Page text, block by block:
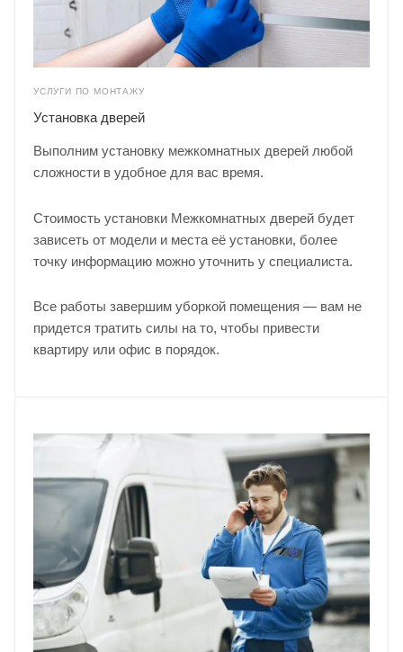
УСЛУГИ ПО МОНТАЖУ
Установка дверей
Выполним установку межкомнатных дверей любой
сложности в удобное для вас время.
Стоимость установки Межкомнатных дверей будет
зависеть от модели и места её установки, более
точку информацию можно уточнить у специалиста.
Все работы завершим уборкой помещения — вам не
придется тратить силы на то, чтобы привести
квартиру или офис в порядок.